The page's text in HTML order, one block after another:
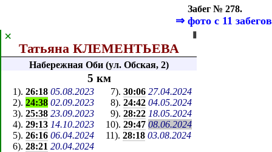
Забег № 278.
⇒ фото с 11 забегов
⦀
×
Татьяна КЛЕМЕНТЬЕВА
Набережная Оби (ул. Обская, 2)
5 км
1). 26:18 05.08.2023 7). 30:06 27.04.2024
2). 24:38 02.09.2023 8). 24:42 04.05.2024
3). 25:38 23.09.2023 9). 28:22 18.05.2024
4). 29:13 14.10.2023 10). 29:47 08.06.2024
5). 26:16 06.04.2024 11).28:18 03.08.2024
6). 28:21 20.04.2024